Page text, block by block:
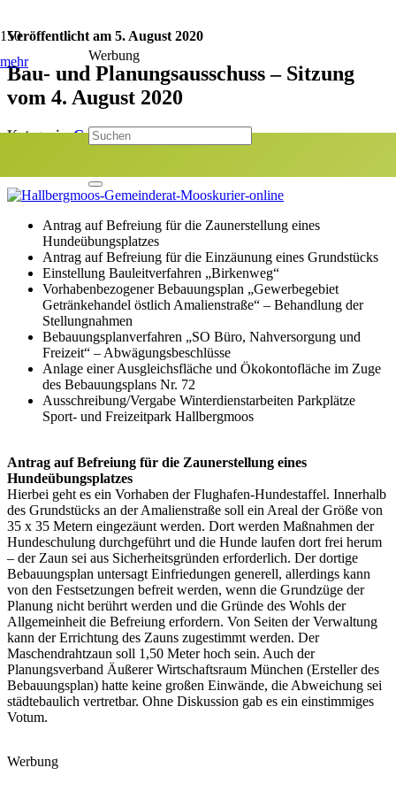
mehr Werbung
Veröffentlicht am 5. August 2020
Bau- und Planungsausschuss – Sitzung
vom 4. August 2020
Kategorie:Gemeinderat
Antrag auf Befreiung für die Zaunerstellung eines
Hundeübungsplatzes
Antrag auf Befreiung für die Einzäunung eines Grundstücks
Einstellung Bauleitverfahren „Birkenweg“
Vorhabenbezogener Bebauungsplan „Gewerbegebiet
Getränkehandel östlich Amalienstraße“ – Behandlung der
Stellungnahmen
Bebauungsplanverfahren „SO Büro, Nahversorgung und
Freizeit“ – Abwägungsbeschlüsse
Anlage einer Ausgleichsfläche und Ökokontofläche im Zuge
des Bebauungsplans Nr. 72
Ausschreibung/Vergabe Winterdienstarbeiten Parkplätze
Sport- und Freizeitpark Hallbergmoos
Antrag auf Befreiung für die Zaunerstellung eines
Hundeübungsplatzes
Hierbei geht es ein Vorhaben der Flughafen-Hundestaffel. Innerhalb
des Grundstücks an der Amalienstraße soll ein Areal der Größe von
35 x 35 Metern eingezäunt werden. Dort werden Maßnahmen der
Hundeschulung durchgeführt und die Hunde laufen dort frei herum
– der Zaun sei aus Sicherheitsgründen erforderlich. Der dortige
Bebauungsplan untersagt Einfriedungen generell, allerdings kann
von den Festsetzungen befreit werden, wenn die Grundzüge der
Planung nicht berührt werden und die Gründe des Wohls der
Allgemeinheit die Befreiung erfordern. Von Seiten der Verwaltung
kann der Errichtung des Zauns zugestimmt werden. Der
Maschendrahtzaun soll 1,50 Meter hoch sein. Auch der
Planungsverband Äußerer Wirtschaftsraum München (Ersteller des
Bebauungsplan) hatte keine großen Einwände, die Abweichung sei
städtebaulich vertretbar. Ohne Diskussion gab es ein einstimmiges
Votum.
Werbung